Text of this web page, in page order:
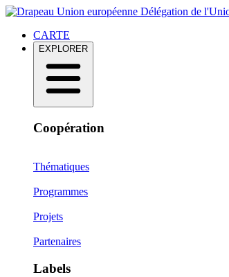
Délégation de
CARTE
EXPLORER
Coopération
Thématiques
Programmes
Projets
Partenaires
Labels